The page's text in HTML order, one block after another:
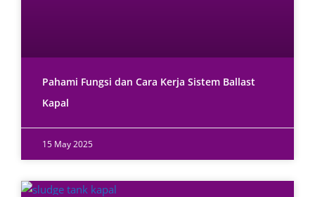
Pahami Fungsi dan Cara Kerja Sistem Ballast
Kapal
15 May 2025